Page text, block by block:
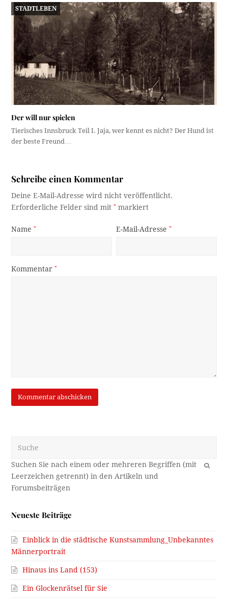
STADTLEBEN
Der will nur spielen
Tierisches Innsbruck Teil I. Jaja, wer kennt es nicht? Der Hund ist
der beste Freund…
Schreibe einen Kommentar
Deine E-Mail-Adresse wird nicht veröffentlicht.
Erforderliche Felder sind mit* markiert
Name* E-Mail-Adresse*
Kommentar*
OK
Neueste Beiträge
Einblick in die städtische Kunstsammlung_Unbekanntes
Männerportrait
Hinaus ins Land (153)
Ein Glockenrätsel für Sie